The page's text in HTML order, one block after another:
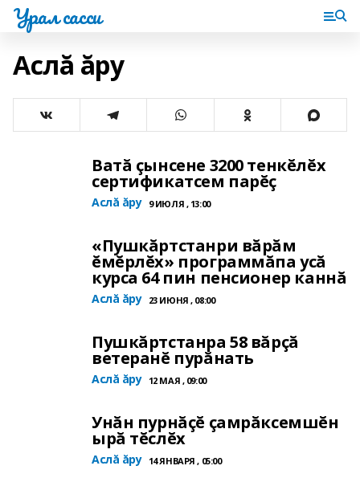
Урал сасси
Аслă ăру
Ватă çынсене 3200 тенкĕлĕх
сертификатсем парĕç
Аслă ăру 9 ИЮЛЯ , 13:00
«Пушкăртстанри вăрăм
ĕмĕрлĕх» программăпа усă
курса 64 пин пенсионер каннă
Аслă ăру 23 ИЮНЯ , 08:00
Пушкăртстанра 58 вăрçă
ветеранĕ пурăнать
Аслă ăру 12 МАЯ , 09:00
Унăн пурнăçĕ çамрăксемшĕн
ырă тĕслĕх
Аслă ăру 14 ЯНВАРЯ , 05:00